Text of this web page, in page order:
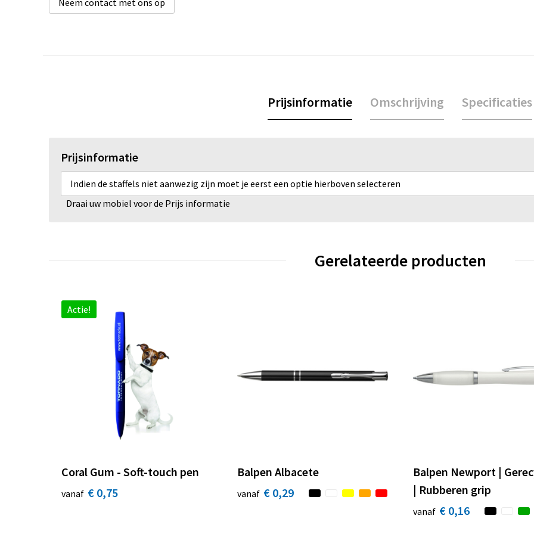
Neem contact met ons op
Prijsinformatie Omschrijving Specificaties
Prijsinformatie
Indien de staffels niet aanwezig zijn moet je eerst een optie hierboven selecteren
Draai uw mobiel voor de Prijs informatie
Gerelateerde producten
Actie!
Coral Gum - Soft-touch pen
vanaf € 0,75
Balpen Albacete
vanaf € 0,29
Balpen Newport |
| Rubberen grip
vanaf € 0,16